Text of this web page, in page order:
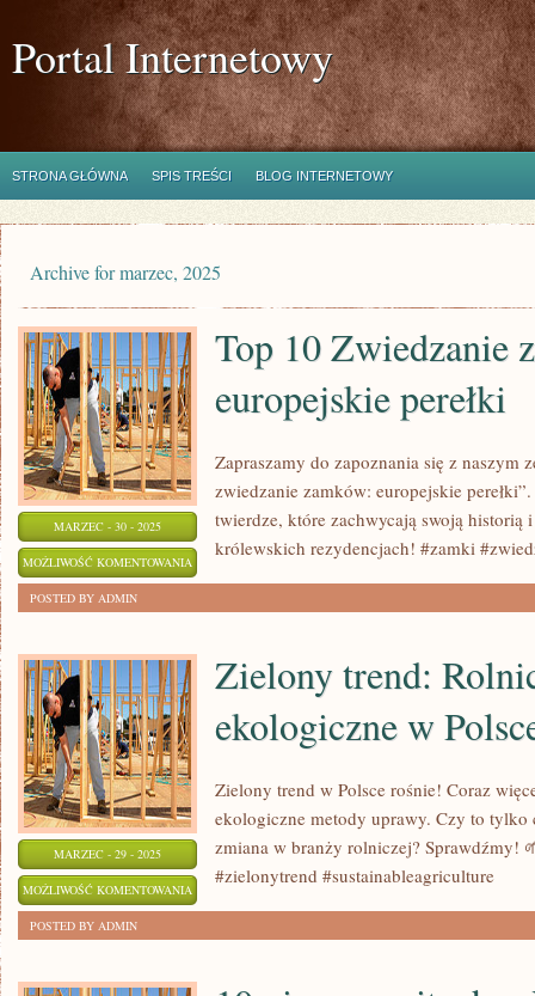
Portal Internetowy
STRONA GŁÓWNA SPIS TREŚCI BLOG INTERNETOWY
Archive for marzec, 2025
MARZEC - 30 - 2025
MOŻLIWOŚĆ KOMENTOWANIA
ZAMKÓW:
EUROPEJSKIE
PEREŁKI
ZOSTAŁA WYŁĄCZONA
Top 10 Zwiedzanie
europejskie perełki
Zapraszamy do zapoznania się z naszym
zwiedzanie zamków: europejskie
twierdze, które zachwycają swoją historią
królewskich rezydencjach! #zamki
POSTED BY ADMIN
MARZEC - 29 - 2025
MOŻLIWOŚĆ KOMENTOWANIA
EKOLOGICZNE
ZOSTAŁA WYŁĄCZONA
Zielony trend:
ekologiczne w
Zielony trend w Polsce rośnie! Coraz
ekologiczne metody uprawy. Czy to
zmiana w branży rolniczej? Sprawdźmy!
#zielonytrend #sustainableagriculture
POSTED BY ADMIN